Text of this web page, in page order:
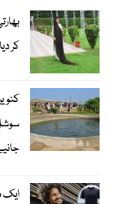
کر دیا
ایک